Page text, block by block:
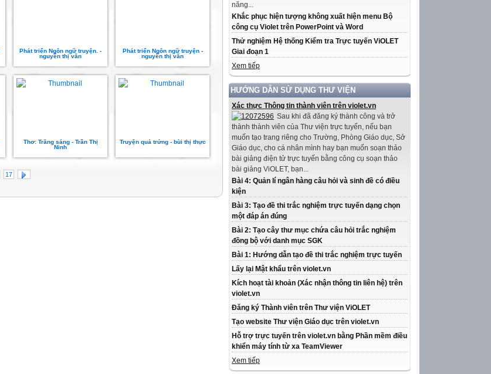
năng...
Khắc phục hiện tượng không xuất hiện menu Bộ
công cụ Violet trên PowerPoint và Word
Thử nghiệm Hệ thống Kiểm tra Trực tuyến ViOLET
Giai đoạn 1
Xem tiếp
HƯỚNG DẪN SỬ DỤNG THƯ VIỆN
Xác thực Thông tin thành viên trên violet.vn
Sau khi đã đăng ký thành công và trở
thành thành viên của Thư viện trực tuyến, nếu bạn
muốn tạo trang riêng cho Trường, Phòng Giáo dục, Sở
Giáo dục, cho cá nhân mình hay bạn muốn soạn thảo
bài giảng điện tử trực tuyến bằng công cụ soạn thảo
bài giảng ViOLET, bạn...
Bài 4: Quản lí ngân hàng câu hỏi và sinh đề có điều
kiện
Bài 3: Tạo đề thi trắc nghiệm trực tuyến dạng chọn
một đáp án đúng
Bài 2: Tạo cây thư mục chứa câu hỏi trắc nghiệm
đồng bộ với danh mục SGK
Bài 1: Hướng dẫn tạo đề thi trắc nghiệm trực tuyến
Lấy lại Mật khẩu trên violet.vn
Kích hoạt tài khoản (Xác nhận thông tin liên hệ) trên
violet.vn
Đăng ký Thành viên trên Thư viện ViOLET
Tạo website Thư viện Giáo dục trên violet.vn
Hỗ trợ trực tuyến trên violet.vn bằng Phần mềm điều
khiển máy tính từ xa TeamViewer
Xem tiếp
Phát triển Ngôn ngữ truyện. -
nguyễn thị văn
Phát triển Ngôn ngữ truyện -
nguyễn thị văn
Thơ: Trăng sáng - Trần Thị
Ninh
Truyện quả trứng - bùi thị thực
17